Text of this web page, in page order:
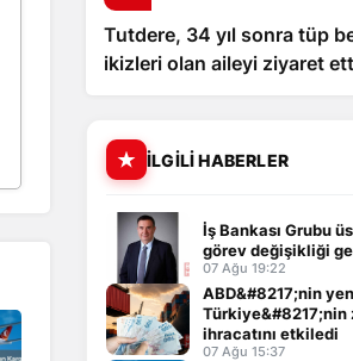
Tutdere, 34 yıl sonra tüp
ikizleri olan aileyi ziyaret
İLGILI HABERLER
İş Bankası Grubu
görev değişikliği
07 Ağu 19:22
ABD&#8217;nin
Türkiye&#8217;nin
ihracatını etkiledi
07 Ağu 15:37